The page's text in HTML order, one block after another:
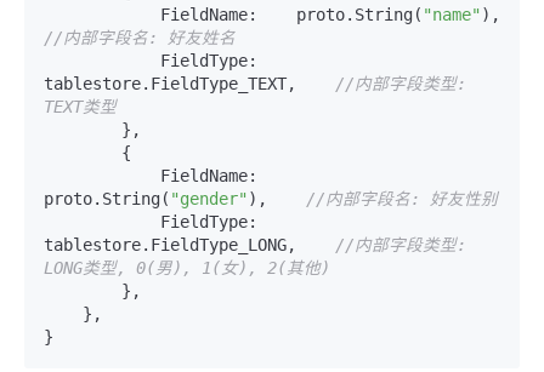
            FieldName:    proto.String(
"name"
//内部字段名: 好友姓名
tablestore.FieldType_TEXT,
//内部字段类型:
TEXT类型
proto.String( "gender" ),
//内部字段名: 好友性别
tablestore.FieldType_LONG,
//内部字段类型:
LONG类型, 0(男), 1(女), 2(其他)
}